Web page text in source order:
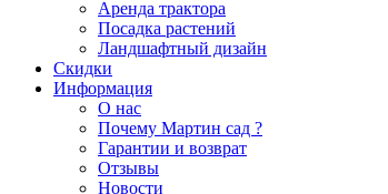
Аренда трактора
Посадка растений
Ландшафтный дизайн
Скидки
Информация
О нас
Почему Мартин сад ?
Гарантии и возврат
Отзывы
Новости